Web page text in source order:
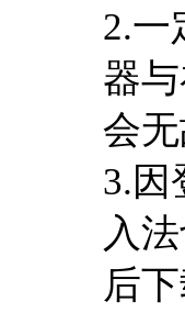
2.一
器
会
3.因
入
后